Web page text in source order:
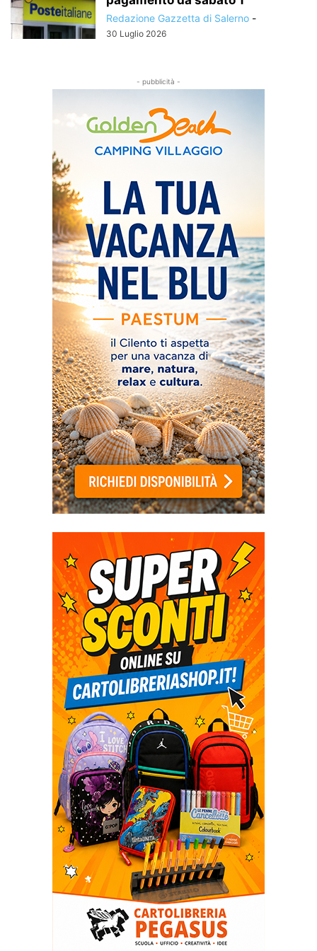
Redazione Gazzetta di Salerno -
30 Luglio 2026
- pubblicità -